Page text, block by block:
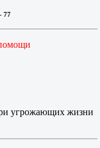
77
угрожающих жизни